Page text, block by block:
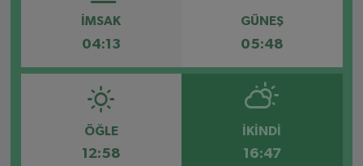
İMSAK
04:13
GÜNEŞ
05:48
ÖĞLE
12:58
İKINDI
16:47